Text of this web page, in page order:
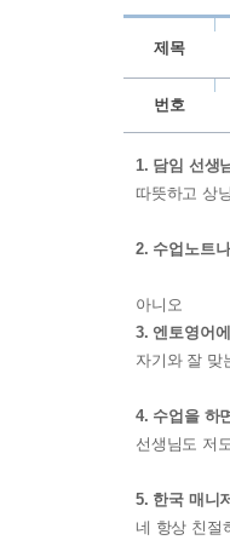
제목
번호
1. 담임 선생
따뜻하고 상
2. 수업노트
아니오
3. 엔토영어
자기와 잘 맞
4. 수업을 하
선생님도 저
5. 한국 매니
네 항상 친절